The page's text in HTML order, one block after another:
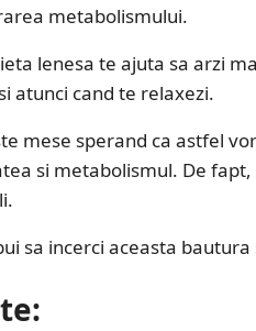
metabolismului.
lenesa te ajuta sa arzi
atunci cand te relaxezi.
mese sperand ca astfel
si metabolismul. De
sa incerci aceasta